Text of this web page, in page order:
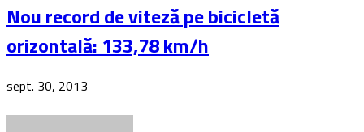
Nou record de viteză pe bicicletă
orizontală: 133,78 km/h
sept. 30, 2013